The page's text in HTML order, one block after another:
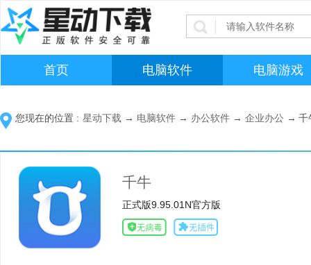
首页 电脑软件 电脑游戏
您现在的位置 : 星动下载 → 电脑软件 → 办公软件 → 企业办公 → 千
千牛
正式版9.95.01N官方版